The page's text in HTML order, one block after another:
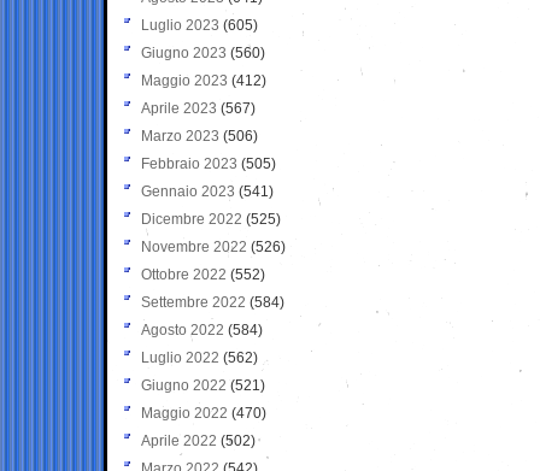
Luglio 2023 (605)
Giugno 2023 (560)
Maggio 2023 (412)
Aprile 2023 (567)
Marzo 2023 (506)
Febbraio 2023 (505)
Gennaio 2023 (541)
Dicembre 2022 (525)
Novembre 2022 (526)
Ottobre 2022 (552)
Settembre 2022 (584)
Agosto 2022 (584)
Luglio 2022 (562)
Giugno 2022 (521)
Maggio 2022 (470)
Aprile 2022 (502)